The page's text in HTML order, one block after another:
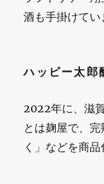
酒も手掛けてい
ハッピー太郎
2022年に、滋
とは麹屋で、
く」などを商品